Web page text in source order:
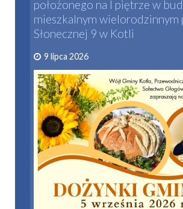
położonego na I piętrze w
mieszkalnym wielorodzinnym
Słonecznej 9 w Kotli
9 lipca 2026